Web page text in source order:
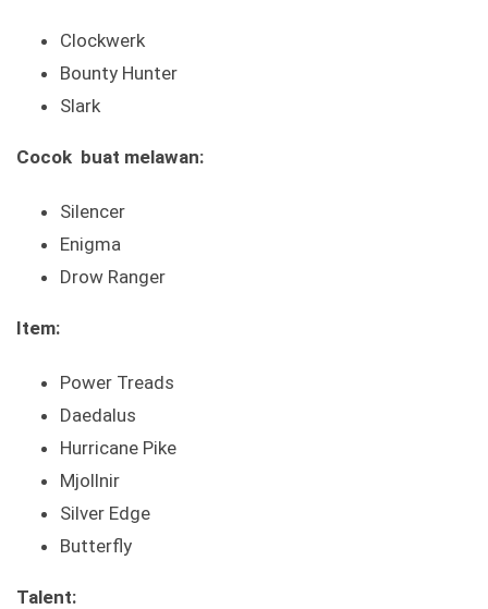
Clockwerk
Bounty Hunter
Slark
Cocok buat melawan:
Silencer
Enigma
Drow Ranger
Item:
Power Treads
Daedalus
Hurricane Pike
Mjollnir
Silver Edge
Butterfly
Talent: